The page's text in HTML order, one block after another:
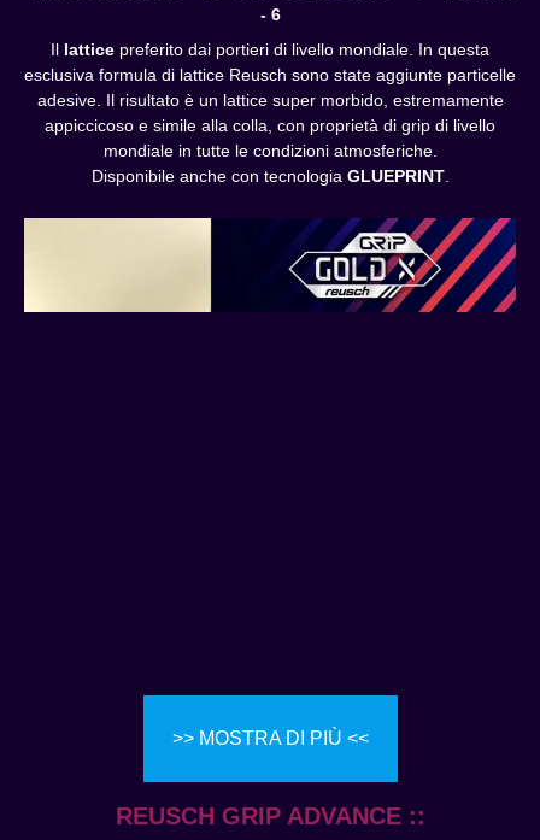
- 6
Il lattice preferito dai portieri di livello mondiale. In questa
esclusiva formula di lattice Reusch sono state aggiunte particelle
adesive. Il risultato è un lattice super morbido, estremamente
appiccicoso e simile alla colla, con proprietà di grip di livello
mondiale in tutte le condizioni atmosferiche.
Disponibile anche con tecnologia GLUEPRINT.
>> MOSTRA DI PIÙ <<
REUSCH GRIP ADVANCE ::